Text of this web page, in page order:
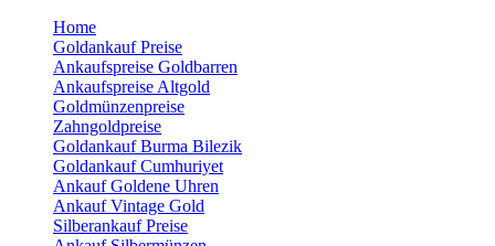
Home
Goldankauf Preise
Ankaufspreise Goldbarren
Ankaufspreise Altgold
Goldmünzenpreise
Zahngoldpreise
Goldankauf Burma Bilezik
Goldankauf Cumhuriyet
Ankauf Goldene Uhren
Ankauf Vintage Gold
Silberankauf Preise